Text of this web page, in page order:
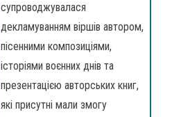
супроводжувалася
декламуванням віршів автором,
пісенними композиціями,
історіями воєнних днів та
презентацією авторських книг,
які присутні мали змогу